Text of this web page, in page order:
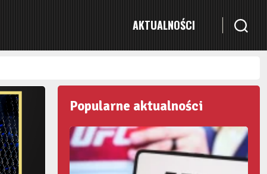
AKTUALNOŚCI
Popularne aktualności